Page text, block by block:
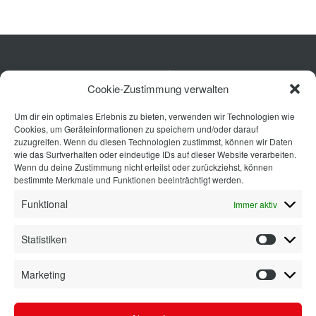
Cookie-Zustimmung verwalten
Um dir ein optimales Erlebnis zu bieten, verwenden wir Technologien wie
Cookies, um Geräteinformationen zu speichern und/oder darauf
zuzugreifen. Wenn du diesen Technologien zustimmst, können wir Daten
wie das Surfverhalten oder eindeutige IDs auf dieser Website verarbeiten.
Wenn du deine Zustimmung nicht erteilst oder zurückziehst, können
bestimmte Merkmale und Funktionen beeinträchtigt werden.
Funktional Immer aktiv
Statistiken
Marketing
Küche
Wohnen
Bad
Ausstattung
Planung
Kontakt